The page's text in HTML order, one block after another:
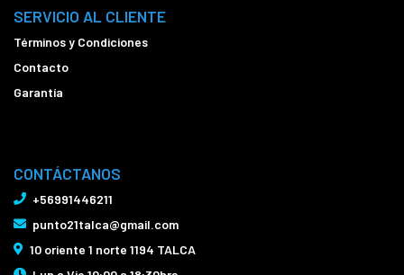
SERVICIO AL CLIENTE
Términos y Condiciones
Contacto
Garantía
CONTÁCTANOS
+56991446211
punto21talca@gmail.com
10 oriente 1 norte 1194 TALCA